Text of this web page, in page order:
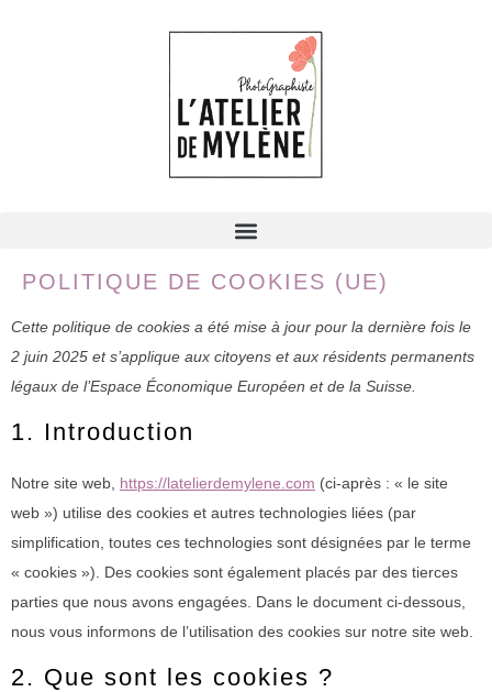
POLITIQUE DE COOKIES (UE)
Cette politique de cookies a été mise à jour pour la dernière fois le
2 juin 2025 et s’applique aux citoyens et aux résidents permanents
légaux de l’Espace Économique Européen et de la Suisse.
1. Introduction
Notre site web, https://latelierdemylene.com (ci-après : « le site
web ») utilise des cookies et autres technologies liées (par
simplification, toutes ces technologies sont désignées par le terme
« cookies »). Des cookies sont également placés par des tierces
parties que nous avons engagées. Dans le document ci-dessous,
nous vous informons de l’utilisation des cookies sur notre site web.
2. Que sont les cookies ?